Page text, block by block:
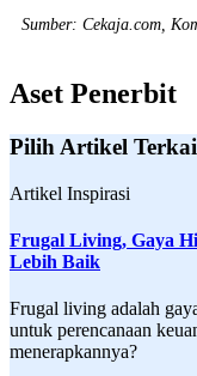
Sumber: Cekaja.com,
Aset Penerbit
Pilih Artikel
Artikel Inspirasi
Frugal Living, Gaya
Lebih Baik
Frugal living adalah
untuk perencanaan
menerapkannya?